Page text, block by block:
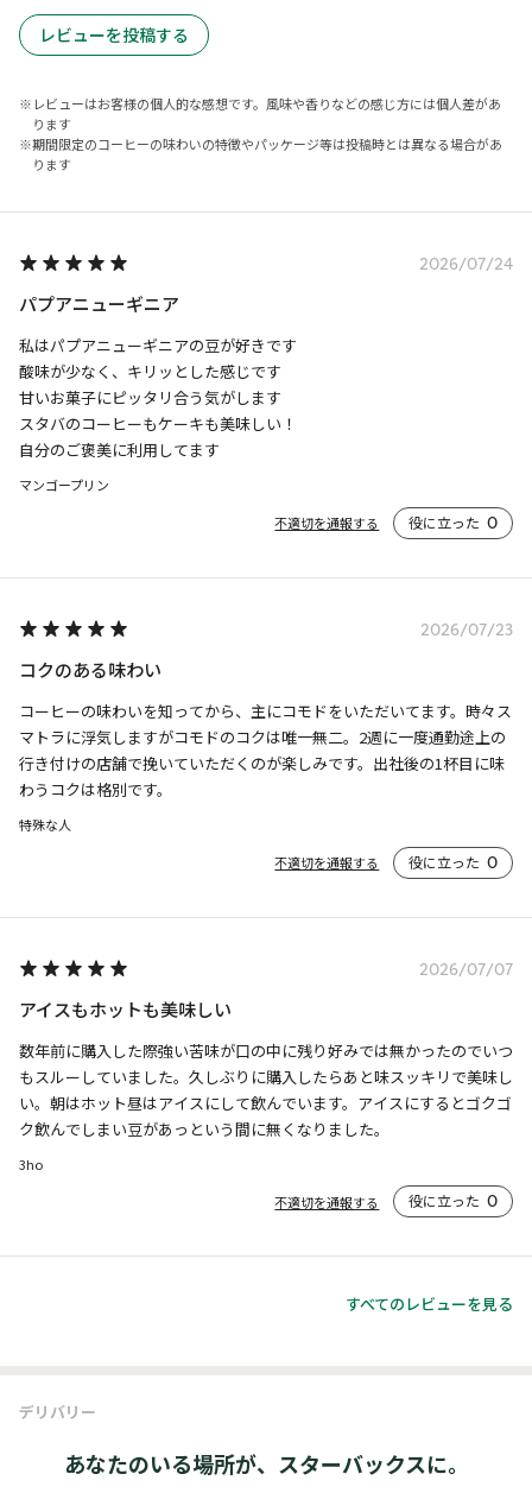
レビューを投稿する
レビューはお客様の個人的な感想です。風味や香りなどの感じ方には個人差があ
ります
期間限定のコーヒーの味わいの特徴やパッケージ等は投稿時とは異なる場合があ
ります
2026/07/24
パプアニューギニア
私はパプアニューギニアの豆が好きです
酸味が少なく、キリッとした感じです
甘いお菓子にピッタリ合う気がします
スタバのコーヒーもケーキも美味しい！
自分のご褒美に利用してます
マンゴープリン
不適切を通報する 役に立った 0
2026/07/23
コクのある味わい
コーヒーの味わいを知ってから、主にコモドをいただいてます。時々ス
マトラに浮気しますがコモドのコクは唯一無二。2週に一度通勤途上の
行き付けの店舗で挽いていただくのが楽しみです。出社後の1杯目に味
わうコクは格別です。
特殊な人
不適切を通報する 役に立った 0
2026/07/07
アイスもホットも美味しい
数年前に購入した際強い苦味が口の中に残り好みでは無かったのでいつ
もスルーしていました。久しぶりに購入したらあと味スッキリで美味し
い。朝はホット昼はアイスにして飲んでいます。アイスにするとゴクゴ
ク飲んでしまい豆があっという間に無くなりました。
3ho
不適切を通報する 役に立った 0
すべてのレビューを見る
デリバリー
あなたのいる場所が、スターバックスに。